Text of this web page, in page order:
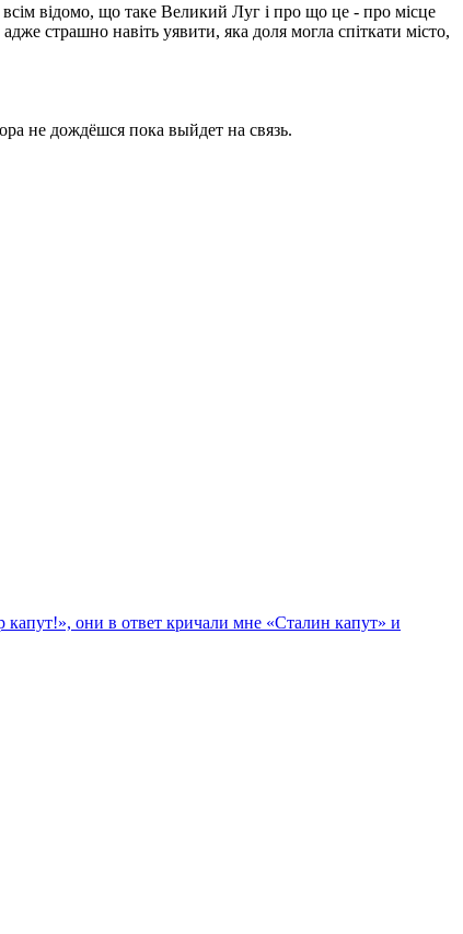
відомо, що таке Великий Луг і про що це - про місце
страшно навіть уявити, яка доля могла спіткати місто,
не дождёшся пока выйдет на связь.
они в ответ кричали мне «Сталин капут» и